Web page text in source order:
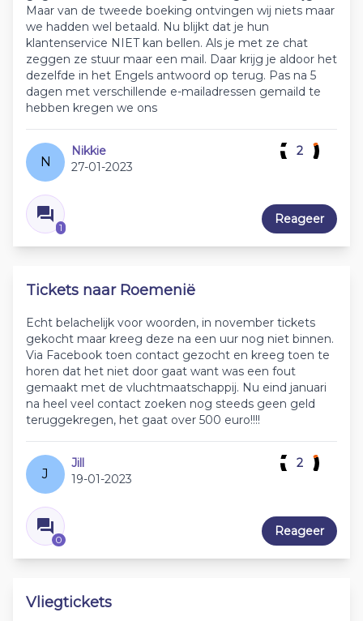
Maar van de tweede boeking ontvingen wij niets maar
we hadden wel betaald. Nu blijkt dat je hun
klantenservice NIET kan bellen. Als je met ze chat
zeggen ze stuur maar een mail. Daar krijg je aldoor het
dezelfde in het Engels antwoord op terug. Pas na 5
dagen met verschillende e-mailadressen gemaild te
hebben kregen we ons
N
Nikkie
27-01-2023
1
2
Reageer
Tickets naar Roemenië
Echt belachelijk voor woorden, in november tickets
gekocht maar kreeg deze na een uur nog niet binnen.
Via Facebook toen contact gezocht en kreeg toen te
horen dat het niet door gaat want was een fout
gemaakt met de vluchtmaatschappij. Nu eind januari
na heel veel contact zoeken nog steeds geen geld
teruggekregen, het gaat over 500 euro!!!!
J
Jill
19-01-2023
0
2
Reageer
Vliegtickets